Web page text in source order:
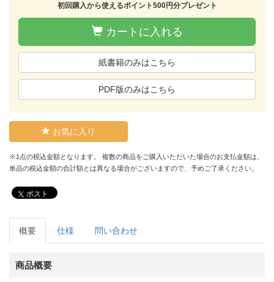
初回購入から使えるポイント500円分プレゼント
カートに入れる
紙書籍のみはこちら
PDF版のみはこちら
お気に入り
※1点の税込金額となります。 複数の商品をご購入いただいた場合のお支払金額は、
単品の税込金額の合計額とは異なる場合がございますので、予めご了承ください。
ポスト
概要 仕様 問い合わせ
商品概要